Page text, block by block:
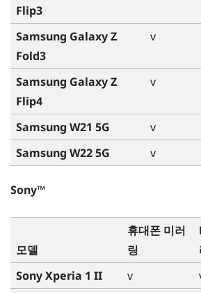
Flip3
Samsung Galaxy Z
Fold3
v
Samsung Galaxy Z
Flip4
v
Samsung W21 5G v
Samsung W22 5G
v
Sony™
모델
휴대폰 미러
링
Sony Xperia 1 II
v